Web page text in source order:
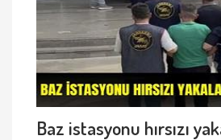
Baz istasyonu hırsızı